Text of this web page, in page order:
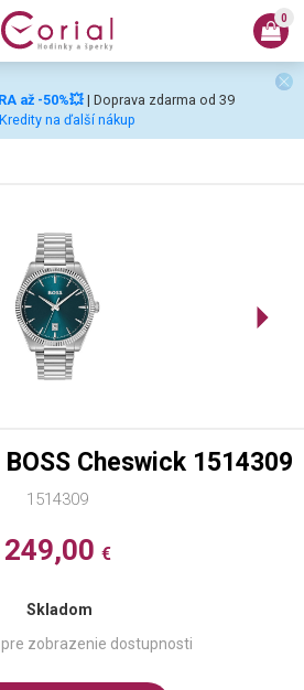
až -50%💥 | Doprava zdarma od 39
Kredity na ďalší nákup
0
1514309
Cheswick 1514309
249,00 €
Skladom
pre zobrazenie dostupnosti